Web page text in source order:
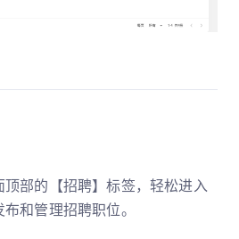
部的【招聘】标签，轻松进入
和管理招聘职位。